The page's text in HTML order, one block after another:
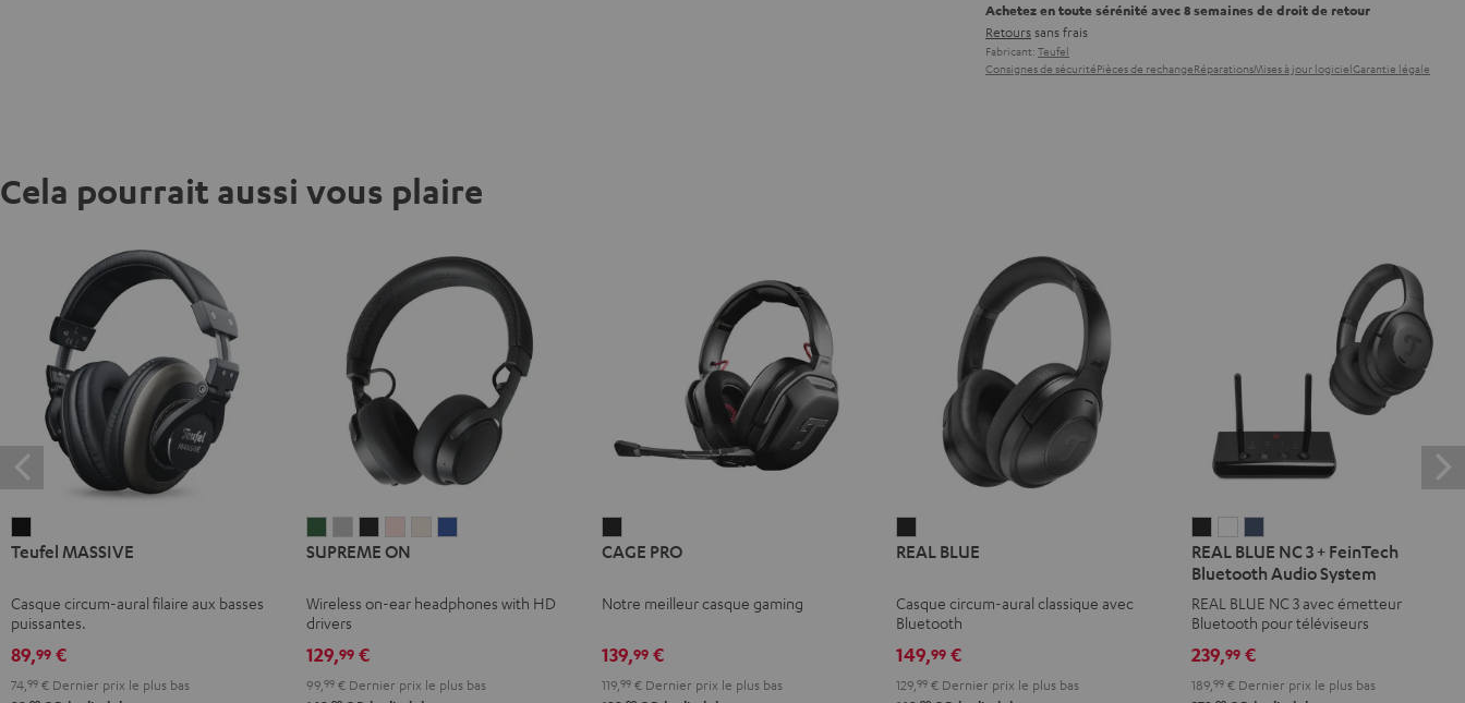
Achetez en toute sérénité avec 8 semaines de droit de retour
Retourssans frais
Fabricant: Teufel
Consignes de sécuritéPièces de rechangeRéparationsMises à jour logicielGarantie légale
Cela pourrait aussi vous plaire
MASSIVE
Teufel MASSIVE
Casque circum-aural filaire aux basses
puissantes.
89,99 €
74, 99 € Dernier prix le plus bas
ON
Green
ON
Gray
ON
Black
ON
GoldWhiteBlue
SUPREME ON
Wireless on-ear headphones with HD
drivers
129,99€
99, 99€Dernier prix le plus bas
PRO
Black
CAGE PRO
Notre meilleur casque gaming
139,99€
119, 99€Dernier prix le plus bas
BLUE
Black
REAL BLUE
Casque circum-aural classique avec
Bluetooth
149,99 €
129,99 € Dernier prix le plus bas
BLUE
NC
3
+
FeinTech
Bluetooth
BLUE
NC
3
+
FeinTech
Bluetooth
BLUE
NC
3
+
Bluetooth
REAL BLUE NC 3 + FeinTech
Bluetooth Audio System
REAL BLUE NC 3 avec émetteur
Bluetooth pour téléviseurs
239,99 €
189,99 € Dernier prix le plus bas